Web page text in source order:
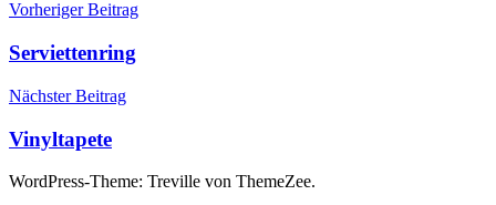
Beitragsnavigation
Vorheriger Beitrag
Serviettenring
Nächster Beitrag
Vinyltapete
WordPress-Theme: Treville von ThemeZee.